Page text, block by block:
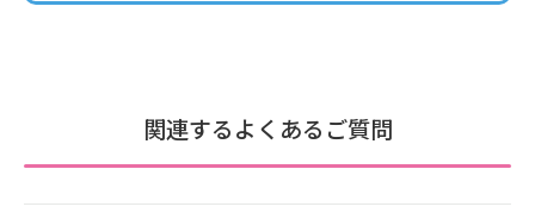
関連するよくあるご質問